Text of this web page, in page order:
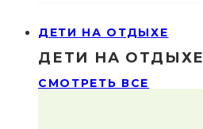
ДЕТИ НА ОТДЫХЕ
ДЕТИ НА ОТДЫХЕ
СМОТРЕТЬ ВСЕ